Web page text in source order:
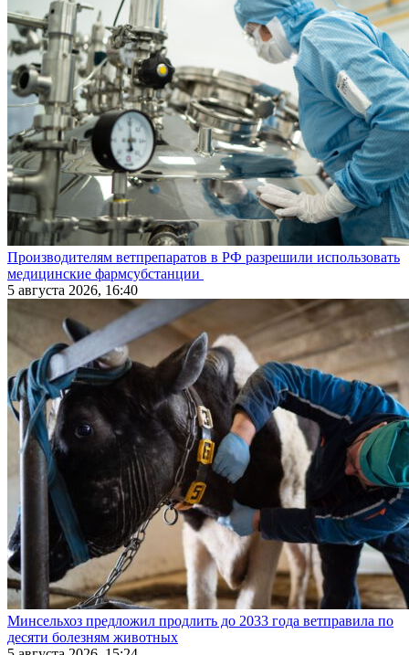
Производителям ветпрепаратов в РФ разрешили использовать
медицинские фармсубстанции
5 августа 2026, 16:40
Минсельхоз предложил продлить до 2033 года ветправила по
десяти болезням животных